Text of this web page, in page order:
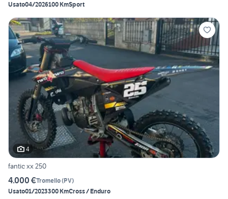
Usato04/2026100 KmSport
4
fantic xx 250
4.000 €Tromello(PV)
Usato01/2023300 KmCross / Enduro